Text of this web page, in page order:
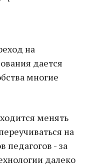
на
дается
многие
менять
на
педагогов - за
далеко